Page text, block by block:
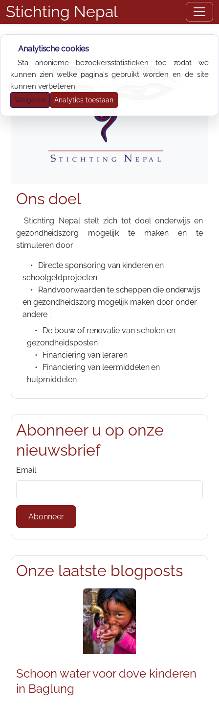
Analytische cookies
Sta anonieme bezoekersstatistieken toe zodat we
kunnen zien welke pagina's gebruikt worden en de site
kunnen verbeteren.
Weigeren Analytics toestaan
Stichting Nepal
Ons doel
Stichting Nepal stelt zich tot doel onderwijs en
gezondheidszorg mogelijk te maken en te
stimuleren door :
Directe sponsoring van kinderen en
schoolgeldprojecten
Randvoorwaarden te scheppen die onderwijs
en gezondheidszorg mogelijk maken door onder
andere :
De bouw of renovatie van scholen en
gezondheidsposten
Financiering van leraren
Financiering van leermiddelen en
hulpmiddelen
Abonneer u op onze
nieuwsbrief
Email
Abonneer
Onze laatste blogposts
Schoon water voor dove kinderen
in Baglung